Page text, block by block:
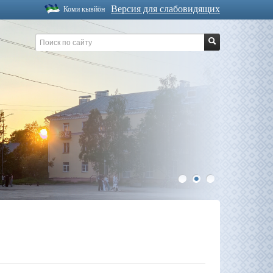
Версия для слабовидящих
Коми кывйöн
1 2 3